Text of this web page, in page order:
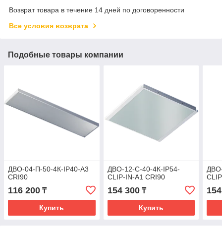
Возврат товара в течение 14 дней по договоренности
Все условия возврата
Подобные товары компании
ДВО-04-П-50-4К-IP40-А3
CRI90
116 200 ₸
Купить
ДВО-12-С-40-4К-IP54-
CLIP-IN-А1 CRI90
154 300₸
Купить